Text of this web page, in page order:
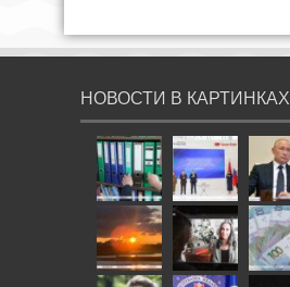
НОВОСТИ В КАРТИНКАХ